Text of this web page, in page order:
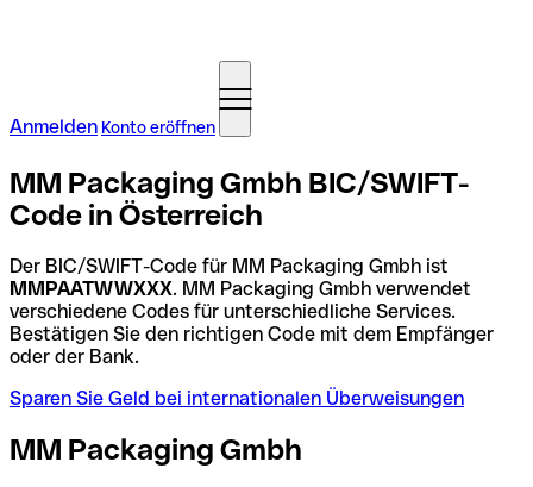
Anmelden Konto eröffnen
MM Packaging Gmbh BIC/SWIFT-
Code in Österreich
Der BIC/SWIFT-Code für MM Packaging Gmbh ist
MMPAATWWXXX. MM Packaging Gmbh verwendet
verschiedene Codes für unterschiedliche Services.
Bestätigen Sie den richtigen Code mit dem Empfänger
oder der Bank.
Sparen Sie Geld bei internationalen Überweisungen
MM Packaging Gmbh